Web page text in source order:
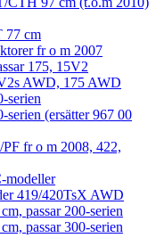
77 cm
fr o m 2007
175, 15V2
AWD, 175 AWD
serien
serien (ersätter 967 00
PF fr o m 2008, 422,
modeller
419/420TsX AWD
passar 200-serien
passar 300-serien